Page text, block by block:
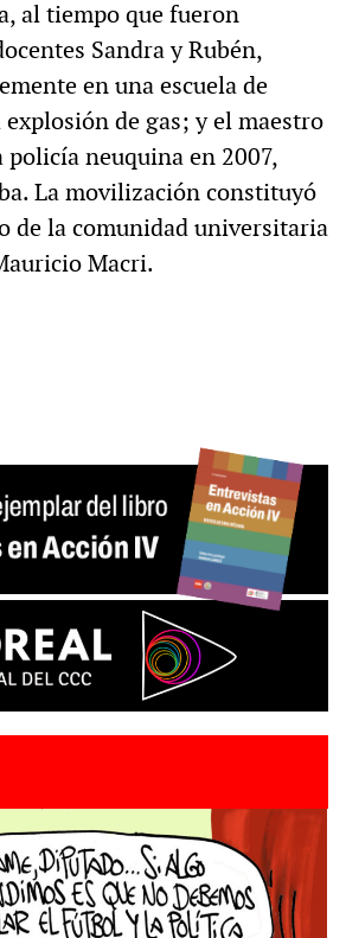
al tiempo que fueron
Sandra y Rubén,
en una escuela de
de gas; y el maestro
policía neuquina en 2007,
La movilización constituyó
de la comunidad universitaria
Macri.